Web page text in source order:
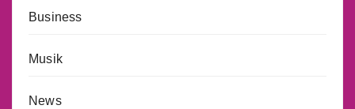
Business
Musik
News